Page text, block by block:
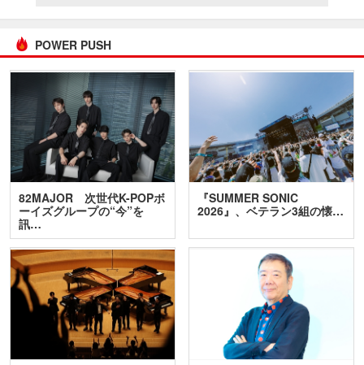
POWER PUSH
82MAJOR 次世代K-POPボ
ーイズグループの“今”を
訊…
『SUMMER SONIC
2026』、ベテラン3組の懐…